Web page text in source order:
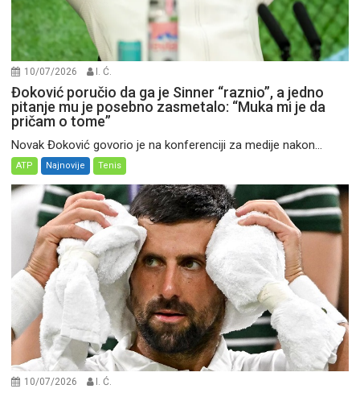
10/07/2026 I. Ć.
Đoković poručio da ga je Sinner “raznio”, a jedno
pitanje mu je posebno zasmetalo: “Muka mi je da
pričam o tome”
Novak Đoković govorio je na konferenciji za medije nakon...
ATP Najnovije Tenis
10/07/2026 I. Ć.